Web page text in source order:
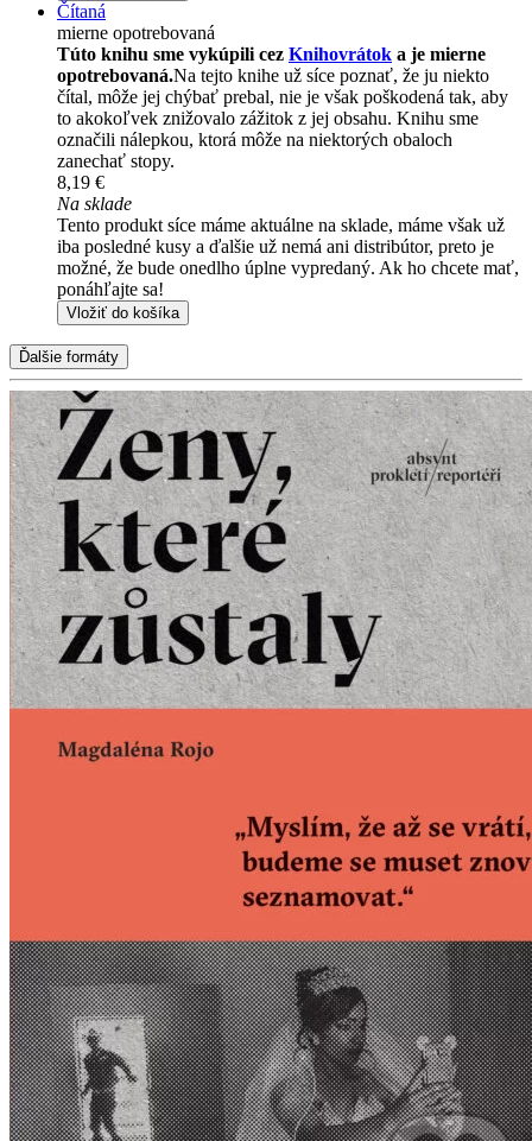
Čítaná
mierne opotrebovaná
Túto knihu sme vykúpili cez Knihovrátok a je mierne
opotrebovaná.Na tejto knihe už síce poznať, že ju niekto
čítal, môže jej chýbať prebal, nie je však poškodená tak, aby
to akokoľvek znižovalo zážitok z jej obsahu. Knihu sme
označili nálepkou, ktorá môže na niektorých obaloch
zanechať stopy.
8,19 €
Na sklade
Tento produkt síce máme aktuálne na sklade, máme však už
iba posledné kusy a ďalšie už nemá ani distribútor, preto je
možné, že bude onedlho úplne vypredaný. Ak ho chcete mať,
ponáhľajte sa!
Vložiť do košíka
Ďalšie formáty